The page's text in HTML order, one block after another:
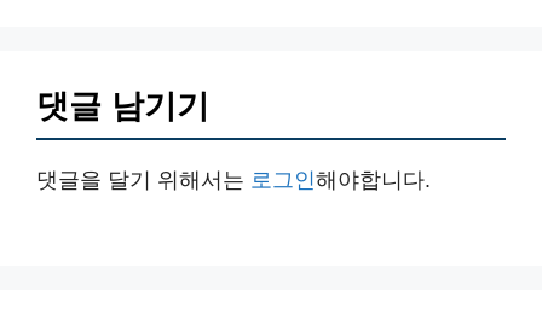
댓글 남기기
댓글을 달기 위해서는 로그인해야합니다.